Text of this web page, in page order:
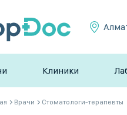
Клиники
Врачи Стоматологи-терапевты